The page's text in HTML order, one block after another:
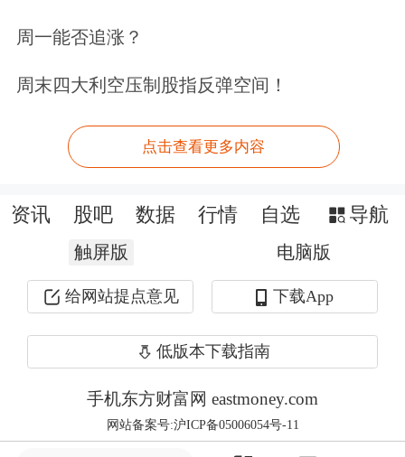
家务能力，整个过程流畅自然。与工业
场景下的人形机器人不同，“拾光S1”不
理解任务目标，自主规划动作路径，并
发布会现场，极佳视界机器人宣布与湖
北科投达成百台订单合作。5月31日
起，这批机器人将率先进入光谷人才公
寓开展场景测试，随后逐步投放至真实
家庭环境中，供种子 用户使用。
湖北人形机器人产业联盟秘书长朱钦淼
周一能否追涨？
周末四大利空压制股指反弹空间！
点击查看更多内容
资讯 股吧 数据 行情 自选 导航
触屏版 电脑版
给网站提点意见 下载App
低版本下载指南
手机东方财富网 eastmoney.com
网站备案号:沪ICP备05006054号-11